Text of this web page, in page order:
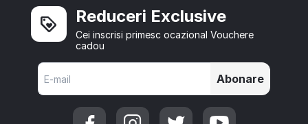
Reduceri Exclusive
Cei inscrisi primesc ocazional Vouchere
cadou
Abonare